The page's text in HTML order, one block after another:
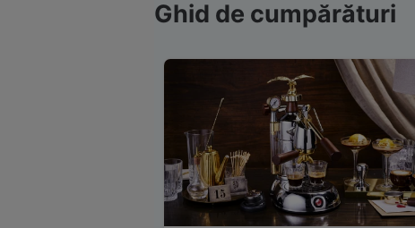
Ghid de cumpărături